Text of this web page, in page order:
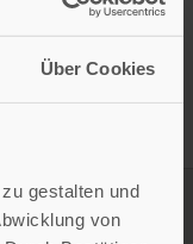
Über Cookies
gestalten und
von